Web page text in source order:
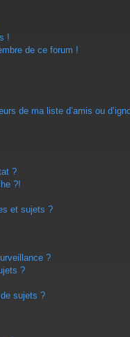
!
de ce forum !
de ma liste d’amis ou
?
?!
et sujets ?
?
?
sujets ?